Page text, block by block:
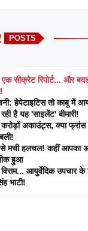
POSTS
सीक्रेट रिपोर्ट... और
हेपेटाइटिस तो काबू में
है यह 'साइलेंट' बीमारी!
करोड़ों अकाउंट्स, क्या
मची हलचल! कहीं आपका
हुआ
आयुर्वेदिक उपचार
भाटी!